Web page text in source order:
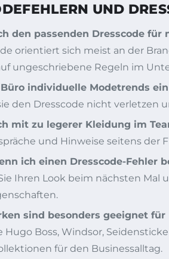
UND
den passenden Dresscode für
orientiert sich meist an der
ungeschriebene Regeln im
individuelle Modetrends
den Dresscode nicht verletzen
mit zu legerer Kleidung im
und Hinweise seitens
ich einen Dresscode-Fehler
Ihren Look beim nächsten
sind besonders geeignet für
Hugo Boss, Windsor,
für den Businessalltag.